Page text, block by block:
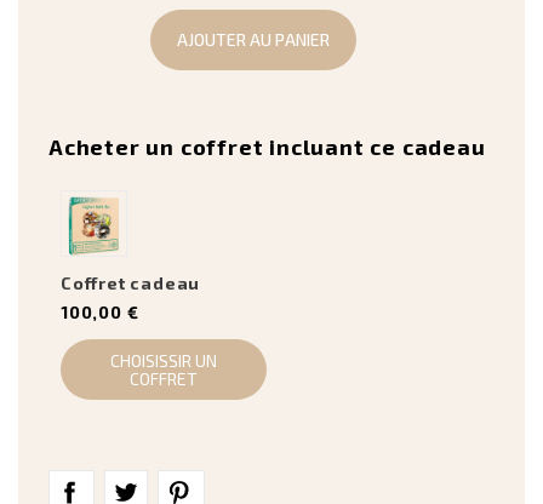
AJOUTER AU PANIER
Acheter un coffret incluant ce cadeau
Coffret cadeau
100,00 €
CHOISISSIR UN
COFFRET